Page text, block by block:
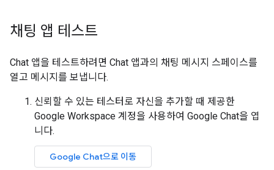
채팅 앱 테스트
Chat 앱을 테스트하려면 Chat 앱과의 채팅 메시지 스페이스를
열고 메시지를 보냅니다.
신뢰할 수 있는 테스터로 자신을 추가할 때 제공한
Google Workspace 계정을 사용하여 Google Chat을 엽
니다.
Google Chat으로 이동